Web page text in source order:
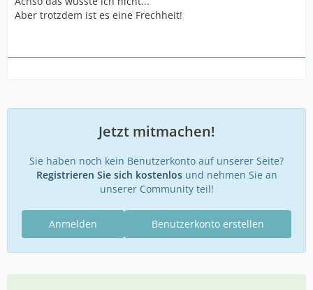
Aber trotzdem ist es eine Frechheit!
Jetzt mitmachen!
Sie haben noch kein Benutzerkonto auf unserer Seite?
Registrieren Sie sich kostenlosund nehmen Sie an
unserer Community teil!
Benutzerkonto erstellen
Anmelden